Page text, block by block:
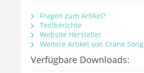
Fragen zum Artikel?
Testberichte
Website Hersteller
Weitere Artikel von Crane Song
Verfügbare Downloads: